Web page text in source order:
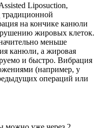
Liposuction,
на кончике канюли
жировых клеток.
меньше
канюли, а жировая
и быстро. Вибрация
(например, у
операций или